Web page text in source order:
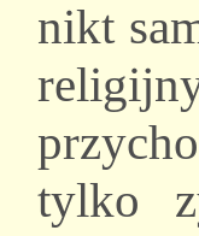
nikt
tylko